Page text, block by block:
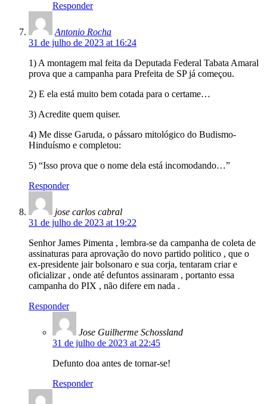
Responder
Antonio Rocha
31 de julho de 2023 at 16:24
1) A montagem mal feita da Deputada Federal Tabata Amaral
prova que a campanha para Prefeita de SP já começou.
2) E ela está muito bem cotada para o certame…
3) Acredite quem quiser.
4) Me disse Garuda, o pássaro mitológico do Budismo-
Hinduísmo e completou:
5) “Isso prova que o nome dela está incomodando…”
Responder
jose carlos cabral
31 de julho de 2023 at 19:22
Senhor James Pimenta , lembra-se da campanha de coleta de
assinaturas para aprovação do novo partido politico , que o
ex-presidente jair bolsonaro e sua corja, tentaram criar e
oficializar , onde até defuntos assinaram , portanto essa
campanha do PIX , não difere em nada .
Responder
Jose Guilherme Schossland
31 de julho de 2023 at 22:45
Defunto doa antes de tornar-se!
Responder